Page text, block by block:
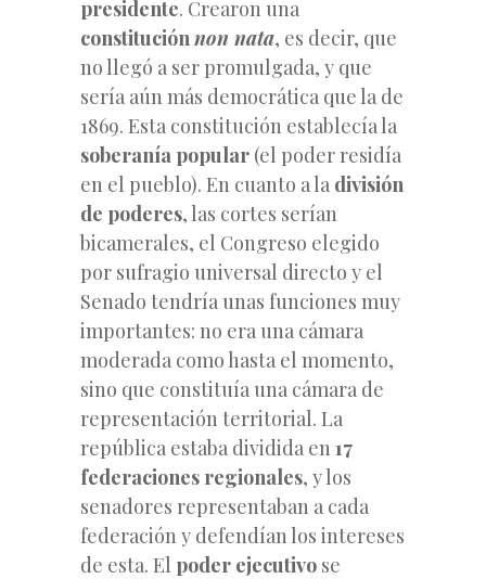
presidente. Crearon una
constituciónnon nata, es decir, que
no llegó a ser promulgada, y que
sería aún más democrática que la de
1869. Esta constitución establecía la
soberanía popular (el poder residía
en el pueblo). En cuanto a la división
de poderes, las cortes serían
bicamerales, el Congreso elegido
por sufragio universal directo y el
Senado tendría unas funciones muy
importantes: no era una cámara
moderada como hasta el momento,
sino que constituía una cámara de
representación territorial. La
república estaba dividida en 17
federaciones regionales, y los
senadores representaban a cada
federación y defendían los intereses
de esta. El poder ejecutivo se